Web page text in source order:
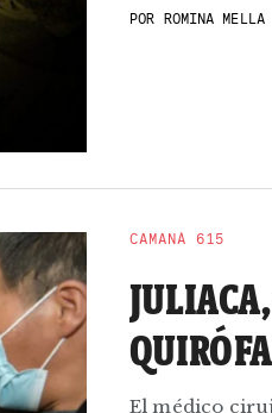
POR ROMINA MELLA
CAMANÁ 615
El médico